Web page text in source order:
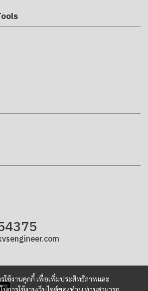
ใช้งานคุกกี้ เพื่อเพิ่มประสิทธิภาพและ
การใช้งานเว็บไซต์ของท่าน ท่านสามารถ